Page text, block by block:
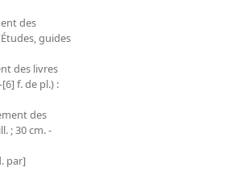
des
guides
des livres
f. de pl.) :
des
; 30 cm. -
par]